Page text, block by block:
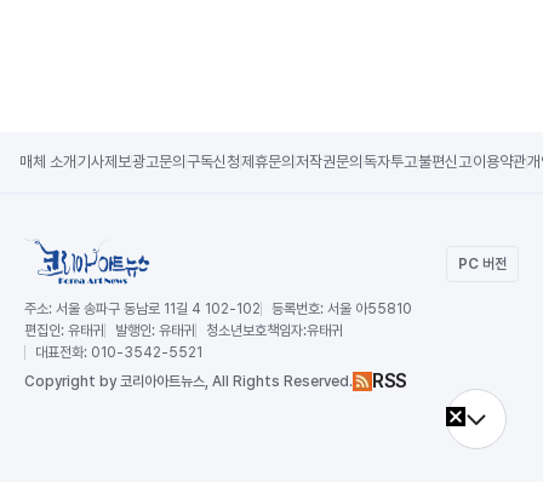
매체 소개 기사제보광고문의 구독신청제휴문의 저작권문의 독자투고불편신고이용약관
PC 버전
주소: 서울 송파구 동남로 11길 4 102-102 등록번호: 서울 아55810
편집인: 유태귀 발행인: 유태귀 청소년보호책임자:유태귀
대표전화: 010-3542-5521
Copyright by 코리아아트뉴스, All Rights Reserved. RSS